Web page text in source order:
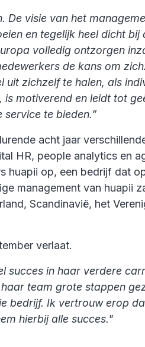
De visie van het
en tegelijk heel dicht
volledig ontzorgen
de kans om
uit zichzelf te halen, als
motiverend en leidt tot
service te bieden.”
acht jaar
HR, people analytics en
huapii op, een bedrijf dat
management van
Scandinavië, het
verlaat.
succes in haar verdere
team grote stappen
bedrijf. Ik vertrouw erop
hierbij alle succes."